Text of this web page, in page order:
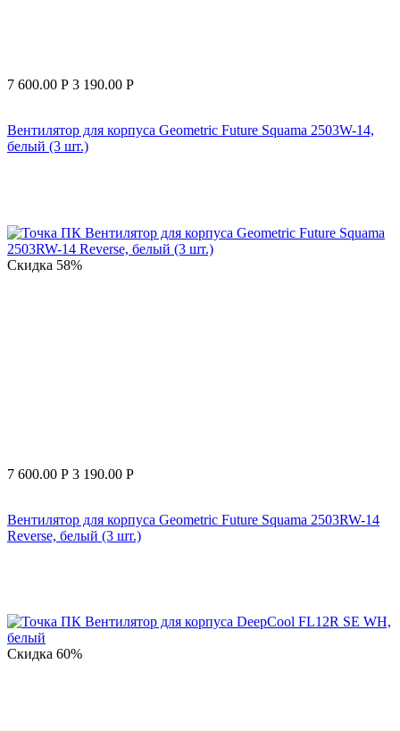
7 600.00 Р 3 190.00 Р
Вентилятор для корпуса Geometric Future Squama 2503W-14,
белый (3 шт.)
Скидка 58%
7 600.00 Р 3 190.00 Р
Вентилятор для корпуса Geometric Future Squama 2503RW-14
Reverse, белый (3 шт.)
Скидка 60%